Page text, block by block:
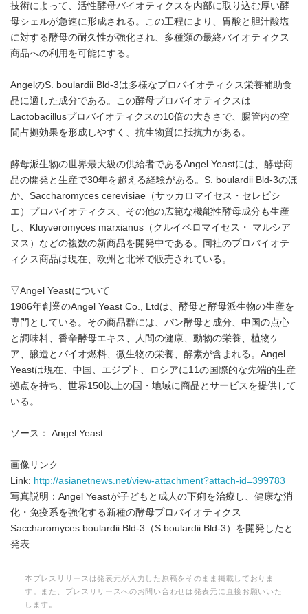
技術によって、活性酵母バイオティクスを内部に取り込む厚い酵
母シェルが急速に形成される。この工程により、胃酸と胆汁酸塩
に対する酵母の耐久性が強化され、多種類の最終バイオティクス
商品への利用を可能にする。
AngelのS. boulardii Bld-3は多様なプロバイオティクス栄養補助食
品に適した成分である。この酵母プロバイオティクスは
Lactobacillusプロバイオティクスの10倍の大きさで、腸管内の空
間占拠効果を形成しやすく、抗生物質に抵抗力がある。
酵母派生物の世界最大級の供給者であるAngel Yeastには、酵母商
品の開発と生産で30年を超える経験がある。S. boulardii Bld-3のほ
か、Saccharomyces cerevisiae（サッカロマイセス・セレビシ
エ）プロバイオティクス、その他の広範な機能性酵母成分も生産
し、Kluyveromyces marxianus（クルイベロマイセス・ マルシア
ヌス）などの複数の新商品を開発中である。同社のプロバイオテ
ィクス商品は現在、欧州と北米で販売されている。
▽Angel Yeastについて
1986年創業のAngel Yeast Co., Ltdは、酵母と酵母派生物の生産を
専門としている。その商品群には、パン酵母と成分、中国の点心
と調味料、香辛酵母エキス、人間の健康、動物の栄養、植物ケ
ア、醸造とバイオ燃料、微生物の栄養、酵素が含まれる。Angel
Yeastは現在、中国、エジプト、ロシアに11の国際的な先端的生産
拠点を持ち、世界150以上の国・地域に商品とサービスを提供して
いる。
ソース： Angel Yeast
画像リンク
Link: http://asianetnews.net/view-attachment?attach-id=399783
写真説明：Angel Yeastが子どもと成人の下痢を治療し、健康な消
化・免疫系を強化する新種の酵母プロバイオティクス
Saccharomyces boulardii Bld-3（S.boulardii Bld-3）を開発したと
発表
本プレスリリースは発表元が入力した原稿をそのまま掲載しておりま
す。また、プレスリリースへのお問い合わせは発表元に直接お願いいた
します。